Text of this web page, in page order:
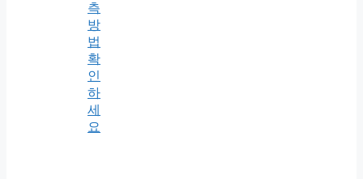
측
방
법
확
인
하
세
요